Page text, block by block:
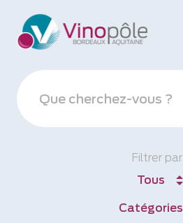
Filtrer par
Tous
Catégories